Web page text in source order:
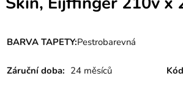
BARVA TAPETY:Pestrobarevná
Záruční doba: 24 měsíců